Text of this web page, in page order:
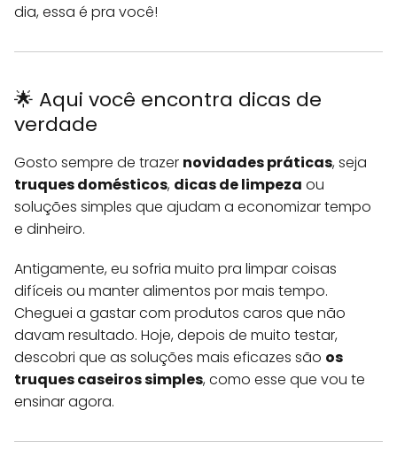
dia, essa é pra você!
🌟 Aqui você encontra dicas de
verdade
Gosto sempre de trazer novidades práticas, seja
truques domésticos, dicas de limpeza ou
soluções simples que ajudam a economizar tempo
e dinheiro.
Antigamente, eu sofria muito pra limpar coisas
difíceis ou manter alimentos por mais tempo.
Cheguei a gastar com produtos caros que não
davam resultado. Hoje, depois de muito testar,
descobri que as soluções mais eficazes são os
truques caseiros simples, como esse que vou te
ensinar agora.